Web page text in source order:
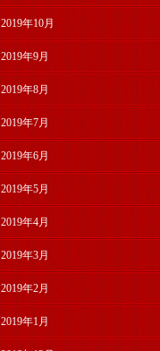
2019年10月
2019年9月
2019年8月
2019年7月
2019年6月
2019年5月
2019年4月
2019年3月
2019年2月
2019年1月